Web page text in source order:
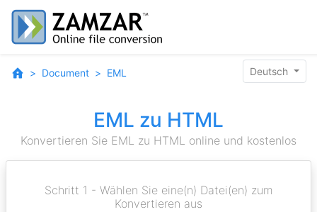
Document EML Deutsch
EML zu HTML
Konvertieren Sie EML zu HTML online und kostenlos
Schritt 1 - Wählen Sie eine(n) Datei(en) zum
Konvertieren aus